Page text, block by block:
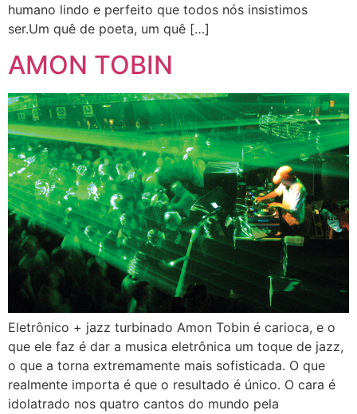
humano lindo e perfeito que todos nós insistimos
ser.Um quê de poeta, um quê […]
AMON TOBIN
Eletrônico + jazz turbinado Amon Tobin é carioca, e o
que ele faz é dar a musica eletrônica um toque de jazz,
o que a torna extremamente mais sofisticada. O que
realmente importa é que o resultado é único. O cara é
idolatrado nos quatro cantos do mundo pela